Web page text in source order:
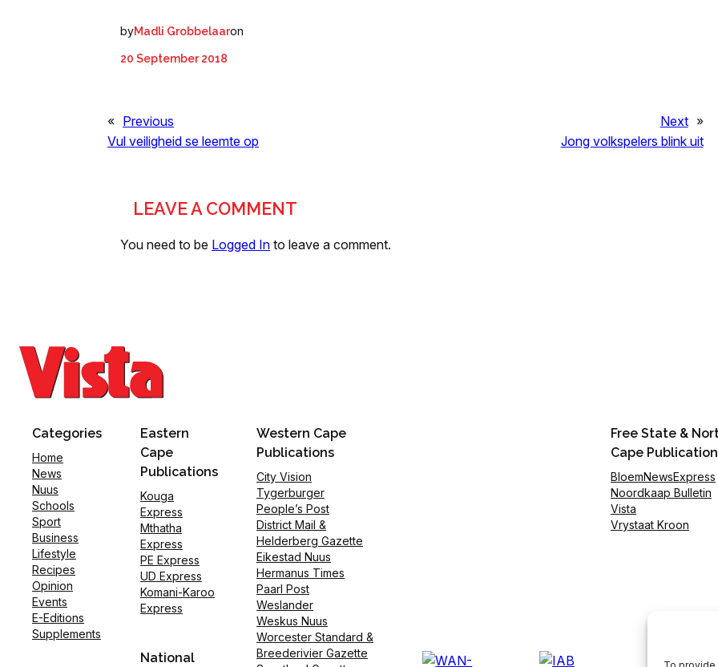
byMadli Grobbelaaron
20 September 2018
« Previous
Vul veiligheid se leemte op
Next »
Jong volkspelers blink uit
LEAVE A COMMENT
You need to be Logged In to leave a comment.
Categories
Home
News
Nuus
Schools
Sport
Business
Lifestyle
Recipes
Opinion
Events
E-Editions
Supplements
Eastern
Cape
Publications
Kouga
Express
Mthatha
Express
PE Express
UD Express
Komani-Karoo
Express
National
Western Cape
Publications
City Vision
Tygerburger
People’s Post
District Mail &
Helderberg Gazette
Eikestad Nuus
Hermanus Times
Paarl Post
Weslander
Weskus Nuus
Worcester Standard &
Breederivier Gazette
Free State &
Cape
BloemNewsExpress
Noordkaap Bulletin
Vista
Vrystaat Kroon